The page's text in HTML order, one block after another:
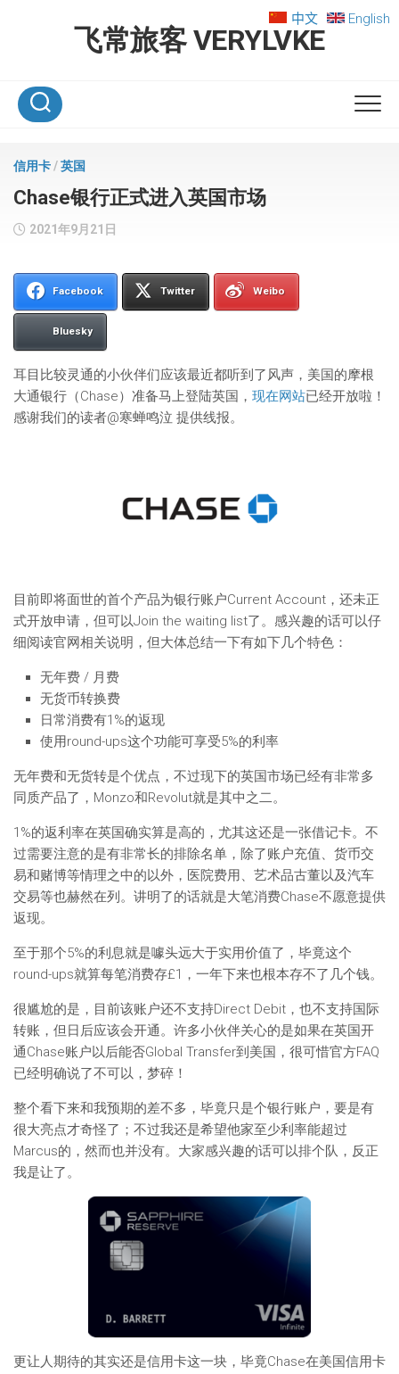
飞常旅客 VERYLVKE
中文 English
信用卡/英国
Chase银行正式进入英国市场
2021年9月21日
Facebook Twitter Weibo
Bluesky
耳目比较灵通的小伙伴们应该最近都听到了风声，美国的摩根
大通银行（Chase）准备马上登陆英国， 现在网站已经开放啦！
感谢我们的读者@寒蝉鸣泣 提供线报。
目前即将面世的首个产品为银行账户Current Account，还未正
式开放申请，但可以Join the waiting list了。感兴趣的话可以仔
细阅读官网相关说明，但大体总结一下有如下几个特色：
无年费 / 月费
无货币转换费
日常消费有1%的返现
使用round-ups这个功能可享受5%的利率
无年费和无货转是个优点，不过现下的英国市场已经有非常多
同质产品了，Monzo和Revolut就是其中之二。
1%的返利率在英国确实算是高的，尤其这还是一张借记卡。不
过需要注意的是有非常长的排除名单，除了账户充值、货币交
易和赌博等情理之中的以外，医院费用、艺术品古董以及汽车
交易等也赫然在列。讲明了的话就是大笔消费Chase不愿意提供
返现。
至于那个5%的利息就是噱头远大于实用价值了，毕竟这个
round-ups就算每笔消费存£1，一年下来也根本存不了几个钱。
很尴尬的是，目前该账户还不支持Direct Debit，也不支持国际
转账，但日后应该会开通。许多小伙伴关心的是如果在英国开
通Chase账户以后能否Global Transfer到美国，很可惜官方FAQ
已经明确说了不可以，梦碎！
整个看下来和我预期的差不多，毕竟只是个银行账户，要是有
很大亮点才奇怪了；不过我还是希望他家至少利率能超过
Marcus的，然而也并没有。大家感兴趣的话可以排个队，反正
我是让了。
更让人期待的其实还是信用卡这一块，毕竟Chase在美国信用卡